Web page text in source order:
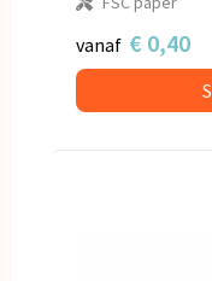
vanaf € 0,40